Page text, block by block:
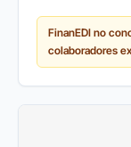
soluciones
pooling, una...
FinanEDI no
colaboradores